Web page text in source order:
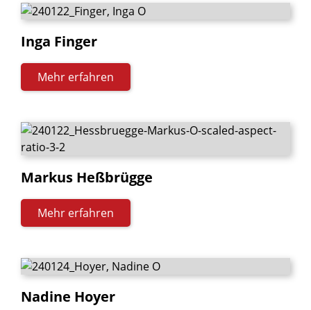
Inga Finger
Mehr erfahren
Markus Heßbrügge
Mehr erfahren
Nadine Hoyer